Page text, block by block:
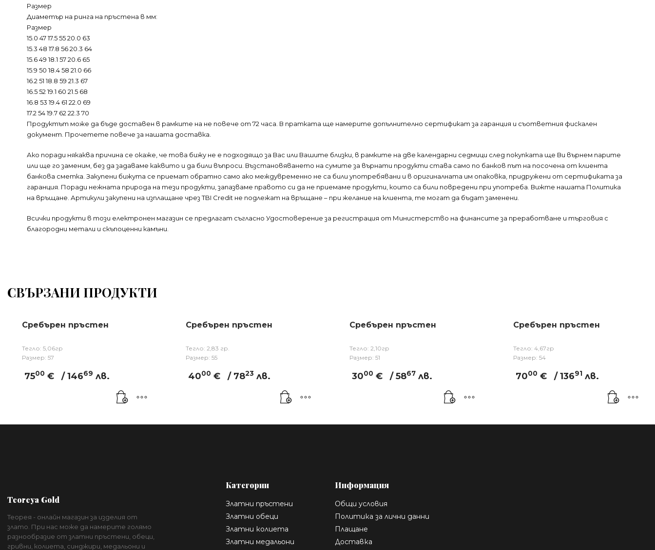
Размер
Диаметър на ринга на пръстена в мм:
Размер
15.0 47 17.5 55 20.0 63
15.3 48 17.8 56 20.3 64
15.6 49 18.1 57 20.6 65
15.9 50 18.4 58 21.0 66
16.2 51 18.8 59 21.3 67
16.5 52 19.1 60 21.5 68
16.8 53 19.4 61 22.0 69
17.2 54 19.7 62 22.3 70
Продуктът може да бъде доставен в рамките на не повече от 72 часа. В пратката ще намерите допълнително сертификат за гаранция и съответния фискален
документ. Прочетете повече за нашата доставка.
Ако поради някаква причина се окаже, че това бижу не е подходящо за Вас или Вашите близки, в рамките на две календарни седмици след покупката ще Ви върнем парите
или ще го заменим, без да задаваме каквито и да били въпроси. Възстановяването на сумите за върнати продукти става само по банков път на посочена от клиента
банкова сметка. Закупени бижута се приемат обратно само ако междувременно не са били употребявани и в оригиналната им опаковка, придружени от сертификата за
гаранция. Поради нежната природа на тези продукти, запазваме правото си да не приемаме продукти, които са били повредени при употреба. Вижте нашата Политика
на връщане. Артикули закупени на изплащане чрез TBI Credit не подлежат на връщане – при желание на клиента, те могат да бъдат заменени.
Всички продукти в този електронен магазин се предлагат съгласно Удостоверение за регистрация от Министерство на финансите за преработване и търговия с
благородни метали и скъпоценни камъни.
СВЪРЗАНИ ПРОДУКТИ
Сребърен пръстен
Тегло: 5,06гр
Размер: 57
7500 € / 14669 лв.
Сребърен пръстен
Тегло: 2,83 гр.
Размер: 55
4000 € / 7823 лв.
Сребърен пръстен
Тегло: 2,10гр
Размер: 51
3000 € / 5867 лв.
Сребърен пръстен
Тегло: 4,67гр
Размер: 54
7000 € / 13691 лв.
Teoreya Gold
Теорея - онлайн магазин за изделия от
злато. При нас може да намерите голямо
разнообразие от златни пръстени, обеци,
гривни, колиета, синджири, медальони и
Категории
Златни пръстени
Златни обеци
Златни колиета
Златни медальони
Информация
Общи условия
Политика за лични данни
Плащане
Доставка